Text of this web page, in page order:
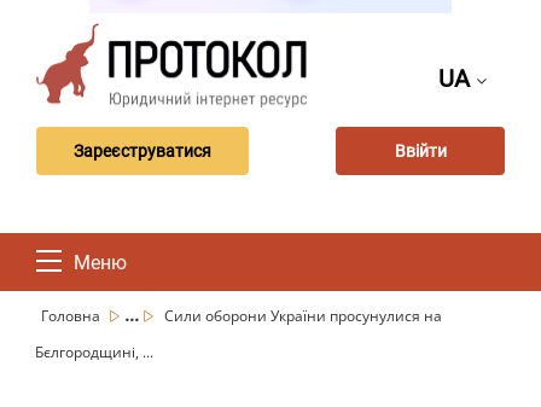
UA
Зареєструватися Ввійти
Меню
Головна ...
Сили оборони України просунулися на
Бєлгородщині, ...